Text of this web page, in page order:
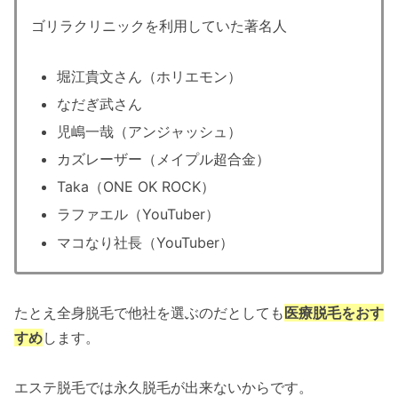
ゴリラクリニックを利用していた著名人
堀江貴文さん（ホリエモン）
なだぎ武さん
児嶋一哉（アンジャッシュ）
カズレーザー（メイプル超合金）
Taka（ONE OK ROCK）
ラファエル（YouTuber）
マコなり社長（YouTuber）
たとえ全身脱毛で他社を選ぶのだとしても医療脱毛をおす
すめします。
エステ脱毛では永久脱毛が出来ないからです。